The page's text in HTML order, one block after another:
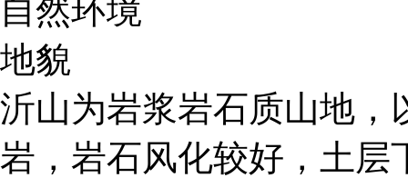
自然环境
地貌
沂山为岩浆岩石质山地，
岩，岩石风化较好，土层